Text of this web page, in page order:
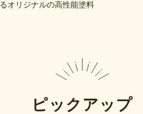
るオリジナルの高性能塗料
ピックアップ